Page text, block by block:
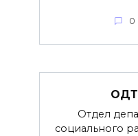
0
Отдел
социального